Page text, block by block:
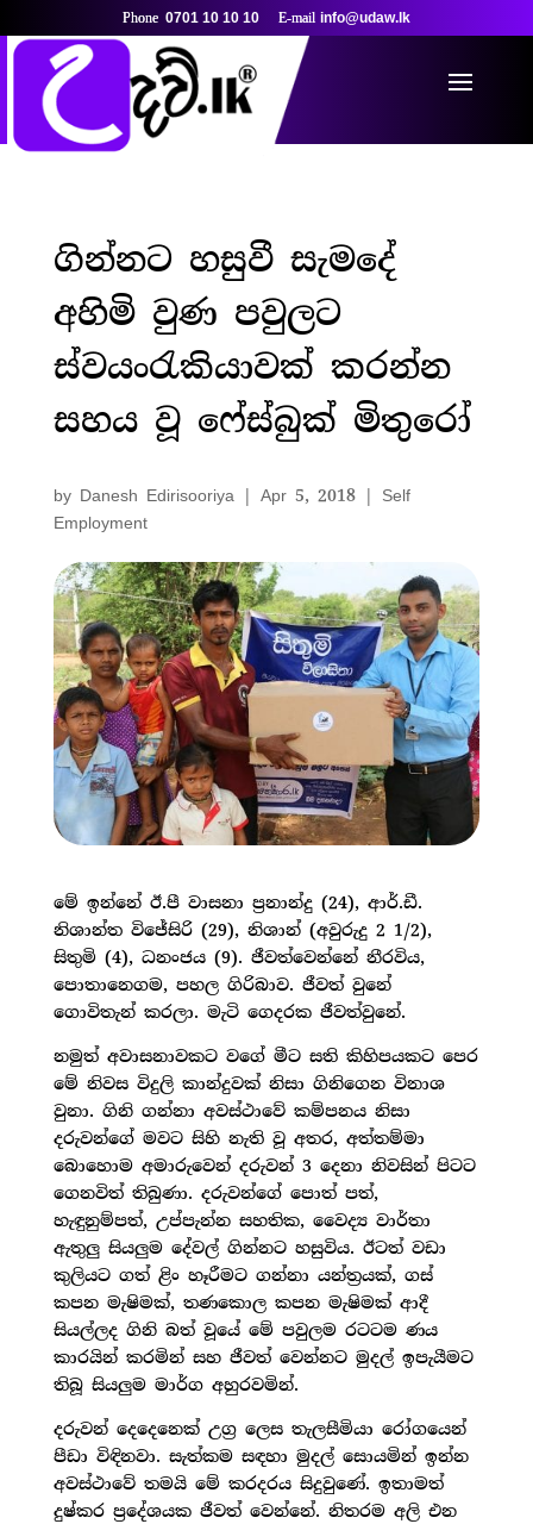
0701 10 10 10 info@udaw.lk
ගින්නට හසුවී සැමදේ
අහිමි වුණ පවුලට
ස්වයංරැකියාවක් කරන්න
සහය වූ ෆේස්බුක් මිතුරෝ
by Danesh Edirisooriya | Apr 5, 2018| Self
Employment
මේ ඉන්නේ ඊ.පී වාසනා ප්‍රනාන්දු (24), ආර්.ඩී.
නිශාන්ත විජේසිරි (29), නිශාන් (අවුරුදු 2 1/2),
සිතුමි (4), ධනංජය (9). ජීවත්වෙන්නේ නීරවිය,
පොතානෙගම, පහල ගිරිබාව. ජීවත් වුනේ
ගොවිතැන් කරලා. මැටි ගෙදරක ජීවත්වුනේ.
නමුත් අවාසනාවකට වගේ මීට සති කිහිපයකට පෙර
මේ නිවස විදුලි කාන්දුවක් නිසා ගිනිගෙන විනාශ
වුනා. ගිනි ගන්නා අවස්ථාවේ කම්පනය නිසා
දරුවන්ගේ මවට සිහි නැති වූ අතර, අත්තම්මා
බොහොම අමාරුවෙන් දරුවන් 3 දෙනා නිවසින් පිටට
ගෙනවිත් තිබුණා. දරුවන්ගේ පොත් පත්,
හැඳුනුම්පත්, උප්පැන්න සහතික, වෛද්‍ය වාර්තා
ඇතුලු සියලුම දේවල් ගින්නට හසුවිය. ඊටත් වඩා
කුලියට ගත් ළිං හෑරීමට ගන්නා යන්ත්‍රයක්, ගස්
කපන මැෂිමක්, තණකොල කපන මැෂිමක් ආදී
සියල්ලද ගිනි බත් වූයේ මේ පවුලම රටටම ණය
කාරයින් කරමින් සහ ජීවත් වෙන්නට මුදල් ඉපැයීමට
තිබූ සියලුම මාර්ග අහුරවමින්.
දරුවන් දෙදෙනෙක් උග්‍ර ලෙස තැලසීමියා රෝගයෙන්
පීඩා විඳිනවා. සැත්කම සඳහා මුදල් සොයමින් ඉන්න
අවස්ථාවේ තමයි මේ කරදරය සිදුවුණේ. ඉතාමත්
දුෂ්කර ප්‍රදේශයක ජීවත් වෙන්නේ. නිතරම අලි එන